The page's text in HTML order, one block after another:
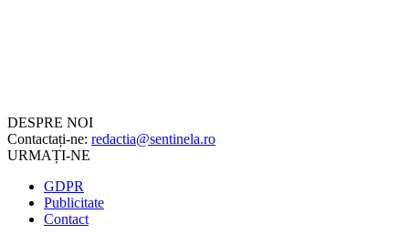
DESPRE NOI
Contactați-ne: redactia@sentinela.ro
URMAȚI-NE
GDPR
Publicitate
Contact